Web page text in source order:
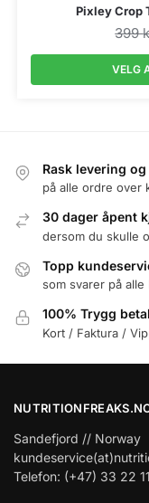
Pixley Crop
399
VELG
Rask levering
på alle ordre over
30 dager åpent
dersom du skulle
Topp
som svarer på
100% Trygg
Kort / Faktura /
Sandefjord // Norway
Telefon: (+47) 33 22